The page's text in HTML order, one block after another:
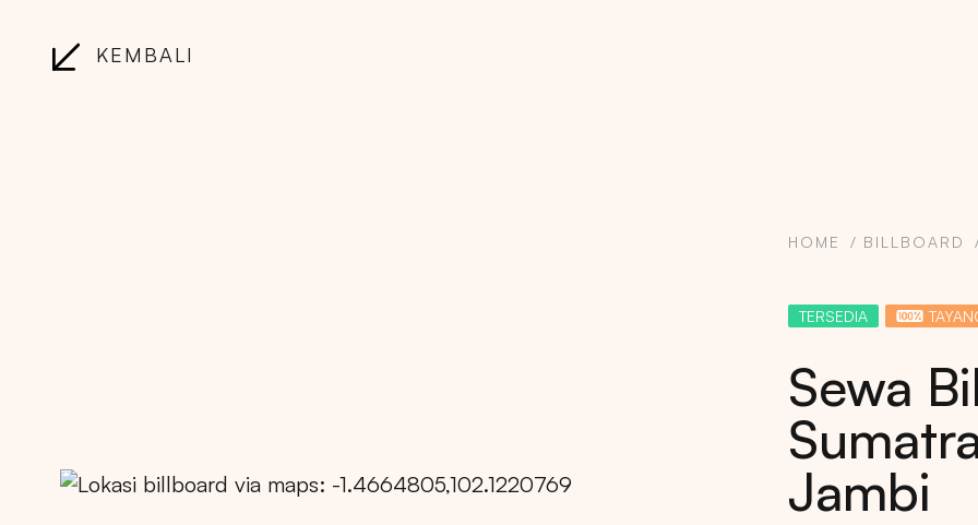
KEMBALI
HOME BILLBOARD
TERSEDIA
Sewa
Jambi